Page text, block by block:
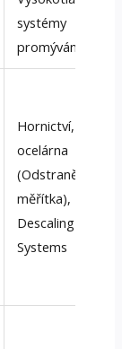
systémy
promývání
Hornictví,
ocelárna
(Odstranění
měřítka),
Descaling
Systems